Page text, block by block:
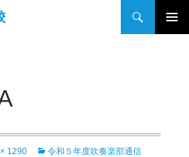
1290
令和５年度吹奏楽部通信